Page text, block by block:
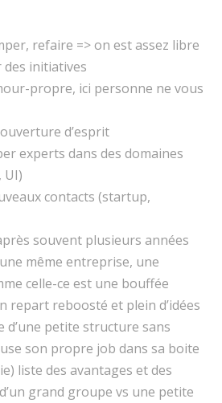
refaire => on est assez libre
initiatives
propre, ici personne ne vous
d’esprit
experts dans des domaines
UI)
contacts (startup,
souvent plusieurs années
même entreprise, une
celle-ce est une bouffée
repart reboosté et plein d’idées
d’une petite structure sans
son propre job dans sa boite
liste des avantages et des
grand groupe vs une petite